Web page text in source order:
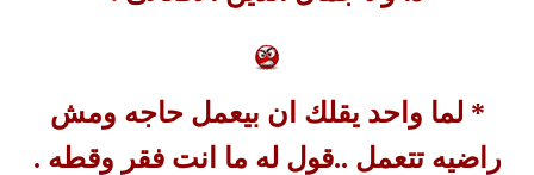
* لما واحد يقلك ان بيعمل حاجه ومش
راضيه تتعمل ..قول له ما انت فقر وقطه .